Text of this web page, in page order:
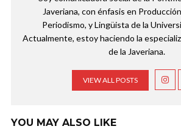
Javeriana, con énfasis en
Periodismo, y Lingüista de la
Actualmente, estoy haciendo la
de la Javeriana.
VIEW ALL POSTS
YOU MAY ALSO LIKE